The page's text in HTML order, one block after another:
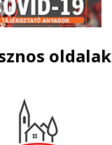
oldalak